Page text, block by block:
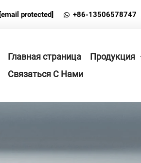
[email protected] +86-13506578747
Главная страница Продукция
Связаться С Нами